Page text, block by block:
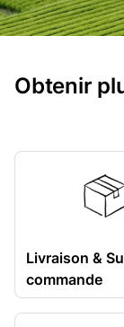
Obtenir
Livraison &
commande